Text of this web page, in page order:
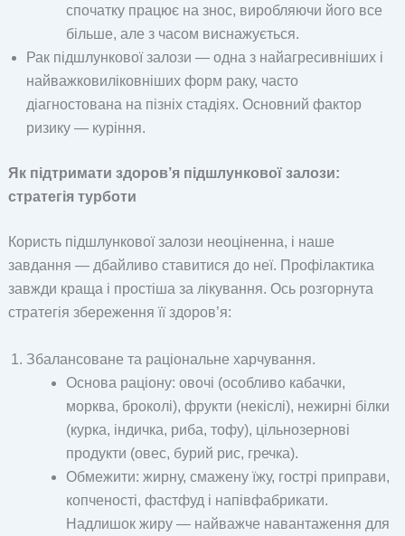
спочатку працює на знос, виробляючи його все
більше, але з часом виснажується.
Рак підшлункової залози — одна з найагресивніших і
найважковиліковніших форм раку, часто
діагностована на пізніх стадіях. Основний фактор
ризику — куріння.
Як підтримати здоров’я підшлункової залози:
стратегія турботи
Користь підшлункової залози неоціненна, і наше
завдання — дбайливо ставитися до неї. Профілактика
завжди краща і простіша за лікування. Ось розгорнута
стратегія збереження її здоров’я:
Збалансоване та раціональне харчування.
Основа раціону: овочі (особливо кабачки,
морква, броколі), фрукти (некіслi), нежирні білки
(курка, індичка, риба, тофу), цільнозернові
продукти (овес, бурий рис, гречка).
Обмежити: жирну, смажену їжу, гострі приправи,
копченості, фастфуд і напівфабрикати.
Надлишок жиру — найважче навантаження для